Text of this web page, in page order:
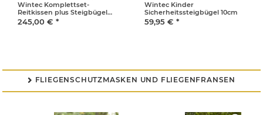
Wintec Komplettset-
Reitkissen plus Steigbügel
Premum Light 10cm plus
Webbers für Kinder plus
245,00 € *
Wintec Kinder
Sicherheitssteigbügel 10cm
59,95 € *
 FLIEGENSCHUTZMASKEN UND FLIEGENFRANSEN